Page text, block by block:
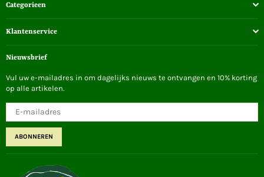
Categorieen
Klantenservice
Nieuwsbrief
Vul uw e-mailadres in om dagelijks nieuws te ontvangen en 10% korting
op alle artikelen.
ABONNEREN